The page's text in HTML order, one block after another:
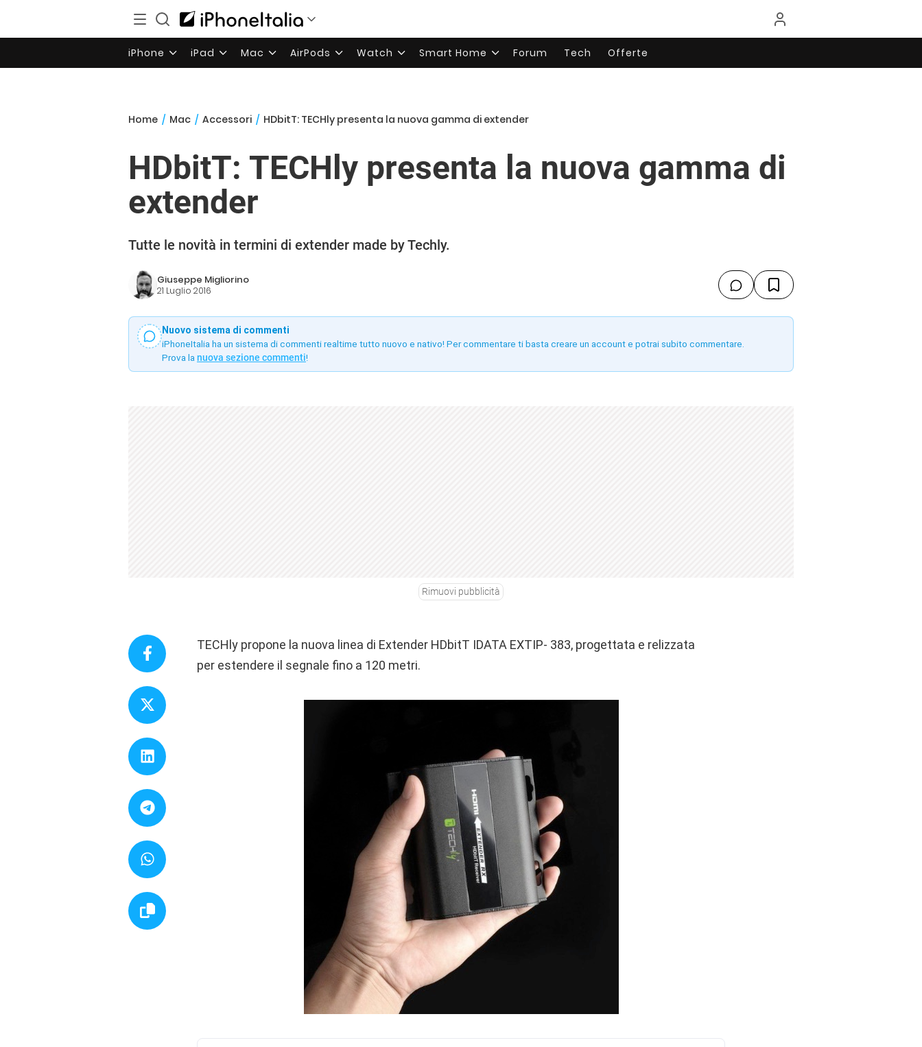
iPhone iPad Mac AirPods Watch Smart Home Forum Tech Offerte
Home / Mac / Accessori / HDbitT: TECHly presenta la nuova gamma di extender
HDbitT: TECHly presenta la nuova gamma di
extender
Tutte le novità in termini di extender made by Techly.
Giuseppe Migliorino
21 Luglio 2016
Nuovo sistema di commenti
iPhoneItalia ha un sistema di commenti realtime tutto nuovo e nativo! Per commentare ti basta creare un account e potrai subito commentare.
Prova la nuova sezione commenti!
Rimuovi pubblicità
TECHly propone la nuova linea di Extender HDbitT IDATA EXTIP- 383, progettata e relizzata
per estendere il segnale fino a 120 metri.